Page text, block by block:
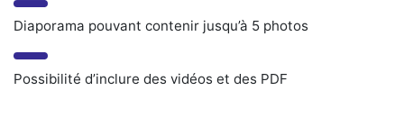
Diaporama pouvant contenir jusqu’à 5 photos
Possibilité d’inclure des vidéos et des PDF